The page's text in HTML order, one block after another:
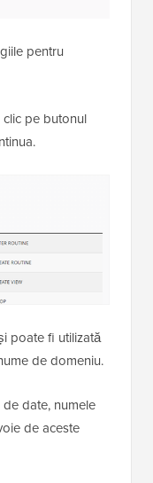
pentru
clic pe butonul
poate fi utilizată
de domeniu.
date, numele
de aceste